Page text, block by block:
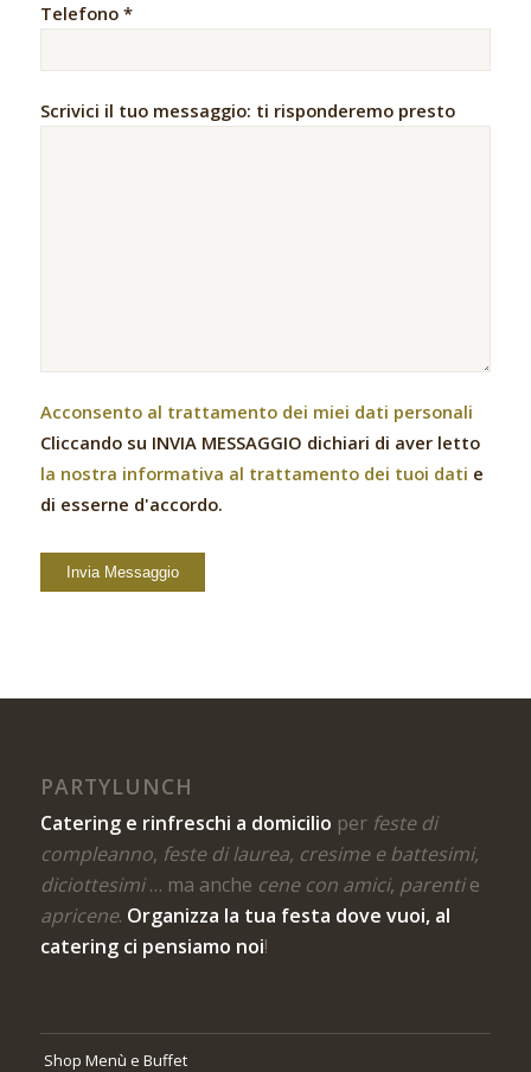
Telefono *
Scrivici il tuo messaggio: ti risponderemo presto
Acconsento al trattamento dei miei dati personali
Cliccando su INVIA MESSAGGIO dichiari di aver letto
la nostra informativa al trattamento dei tuoi dati e
di esserne d'accordo.
PARTYLUNCH
Catering e rinfreschi a domicilio per feste di
compleanno, feste di laurea, cresime e battesimi,
diciottesimi… ma anche cene con amici, parentie
apricene. Organizza la tua festa dove vuoi, al
catering ci pensiamo noi!
Shop Menù e Buffet